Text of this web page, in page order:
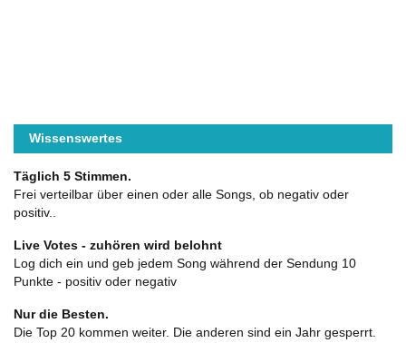
Wissenswertes
Täglich 5 Stimmen.
Frei verteilbar über einen oder alle Songs, ob negativ oder
positiv..
Live Votes - zuhören wird belohnt
Log dich ein und geb jedem Song während der Sendung 10
Punkte - positiv oder negativ
Nur die Besten.
Die Top 20 kommen weiter. Die anderen sind ein Jahr gesperrt.